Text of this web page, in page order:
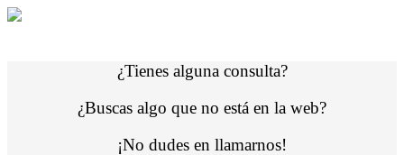
¿Tienes alguna consulta?
¿Buscas algo que no está en la web?
¡No dudes en llamarnos!